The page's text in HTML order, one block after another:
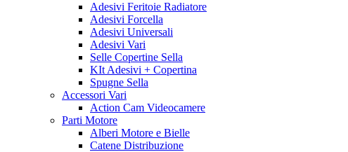
Adesivi Feritoie Radiatore
Adesivi Forcella
Adesivi Universali
Adesivi Vari
Selle Copertine Sella
KIt Adesivi + Copertina
Spugne Sella
Accessori Vari
Action Cam Videocamere
Parti Motore
Alberi Motore e Bielle
Catene Distribuzione